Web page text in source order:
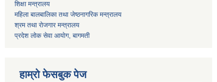
शिक्षा मन्त्रालय
महिला बालबालिका तथा जेष्ठनागरिक मन्त्रालय
श्रम तथा राेजगार मन्त्रालय
प्रदेश लोक सेवा आयाेग, बागमती
हाम्रो फेसबुक पेज